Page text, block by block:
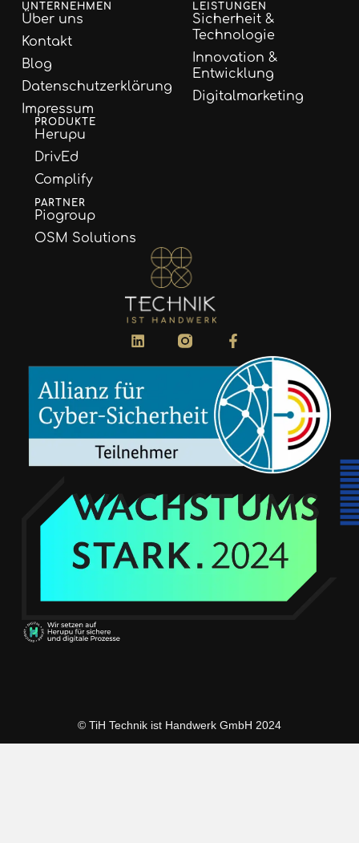
UNTERNEHMEN
Über uns
Kontakt
Blog
Datenschutzerklärung
Impressum
LEISTUNGEN
Sicherheit &
Technologie
Innovation &
Entwicklung
Digitalmarketing
PRODUKTE
Herupu
DrivEd
Complify
PARTNER
Piogroup
OSM Solutions
© TiH Technik ist Handwerk GmbH 2024